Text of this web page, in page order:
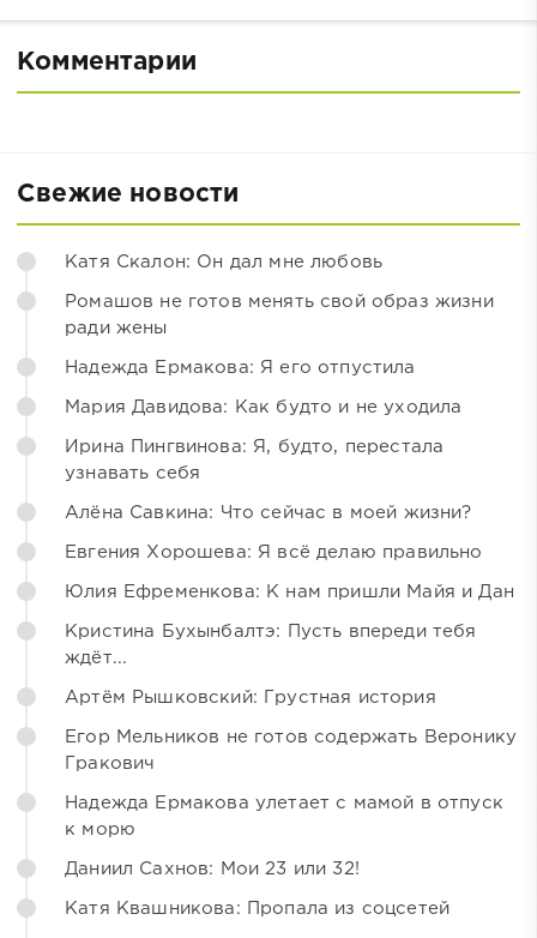
Комментарии
Свежие новости
Катя Скалон: Он дал мне любовь
Ромашов не готов менять свой образ жизни
ради жены
Надежда Ермакова: Я его отпустила
Мария Давидова: Как будто и не уходила
Ирина Пингвинова: Я, будто, перестала
узнавать себя
Алёна Савкина: Что сейчас в моей жизни?
Евгения Хорошева: Я всё делаю правильно
Юлия Ефременкова: К нам пришли Майя и Дан
Кристина Бухынбалтэ: Пусть впереди тебя
ждёт...
Артём Рышковский: Грустная история
Егор Мельников не готов содержать Веронику
Гракович
Надежда Ермакова улетает с мамой в отпуск
к морю
Даниил Сахнов: Мои 23 или 32!
Катя Квашникова: Пропала из соцсетей